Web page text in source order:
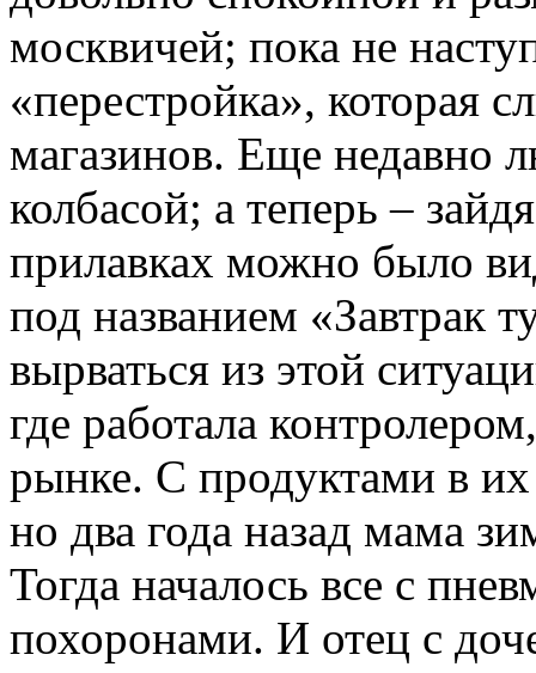
москвичей; пока не
«перестройка», которая
магазинов. Еще недавно
колбасой; а теперь –
прилавках можно было
под названием «Завтрак
вырваться из этой
где работала
рынке. С продуктами в
но два года назад мама
Тогда началось все с
похоронами. И отец с